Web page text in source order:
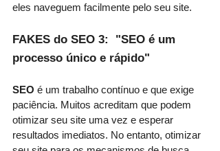
eles naveguem facilmente pelo seu site.
FAKES do SEO 3:  "SEO é um
processo único e rápido"
SEO é um trabalho contínuo e que exige
paciência. Muitos acreditam que podem
otimizar seu site uma vez e esperar
resultados imediatos. No entanto, otimizar